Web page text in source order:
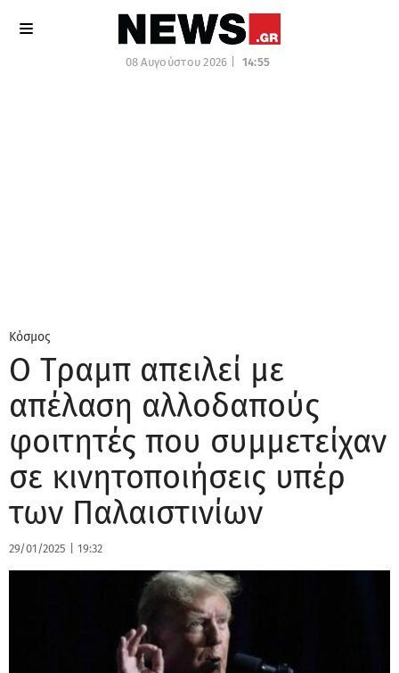
08 Αυγούστου 2026 | 14:55
Κόσμος
Ο Τραμπ απειλεί με
απέλαση αλλοδαπούς
φοιτητές που συμμετείχαν
σε κινητοποιήσεις υπέρ
των Παλαιστινίων
29/01/2025 19:32